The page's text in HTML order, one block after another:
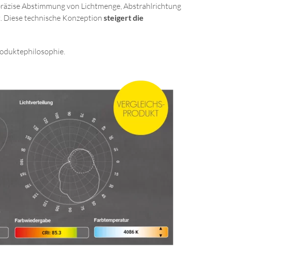
Abstimmung von Lichtmenge, Abstrahlrichtung
Diese technische Konzeption steigert die